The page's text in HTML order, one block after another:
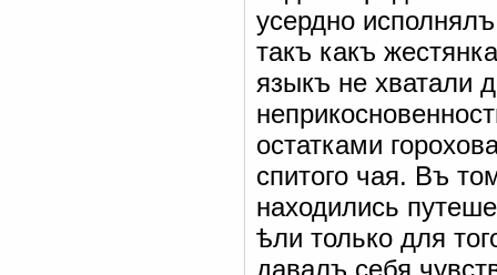
усердно
такъ какъ
языкъ не хватали
остатками
спитого чая. Въ
находились
ѣли только для
давалъ себя